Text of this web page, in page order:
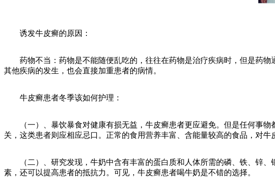
诱发牛皮癣的原因：
药物不当：药物是不能随便乱吃的，往往在药物是治疗疾病时，但是药物
其他疾病的发生，也会直接加重患者的病情。
牛皮癣患者冬季该如何护理：
（一）、暴饮暴食对健康有损无益，牛皮癣患者更应避免。但是任何事物
关，这类患者则应相应忌口。正常的食用营养丰富、含能量较高的食品，对牛
（二）、研究发现，牛奶中含有丰富的蛋白质和人体所需的磷、铁、锌、
素，还可以提高患者的抵抗力。可见，牛皮癣患者喝牛奶是不错的选择。